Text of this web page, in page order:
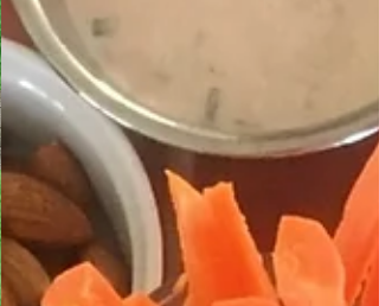
Membres (version payante)
Naturopathie et coaching sportif
cours d'essai boutique
Blog